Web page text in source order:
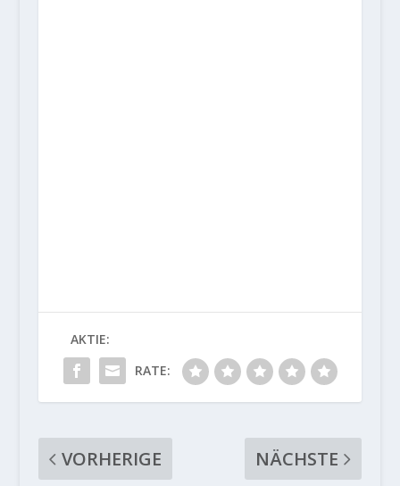
AKTIE:
RATE:
VORHERIGE NÄCHSTE